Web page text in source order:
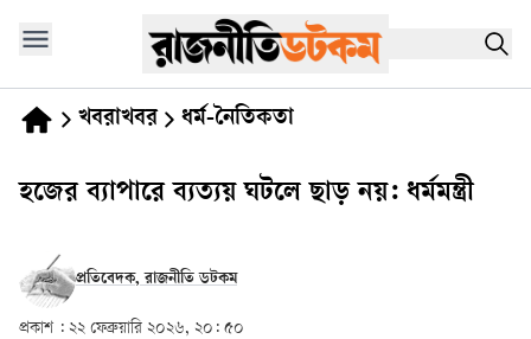
খবরাখবর ধর্ম-নৈতিকতা
হজের ব্যাপারে ব্যত্যয় ঘটলে ছাড় নয়: ধর্মমন্ত্রী
প্রতিবেদক, রাজনীতি ডটকম
প্রকাশ : ২২ ফেব্রুয়ারি ২০২৬, ২০: ৫০